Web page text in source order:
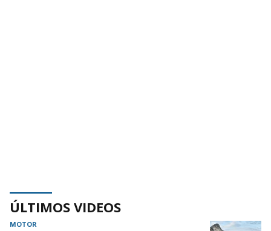
ÚLTIMOS VIDEOS
MOTOR